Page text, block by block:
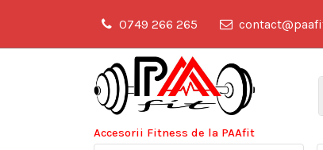
conținut
0749 266 265
Accesorii Fitness de la PAAfit